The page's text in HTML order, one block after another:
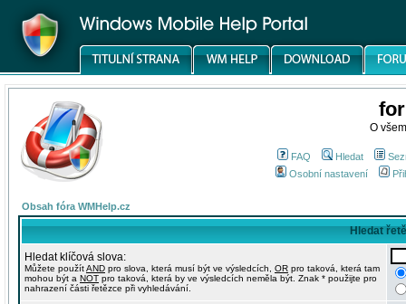
O
FAQ Hledat
Osobní nastavení
Obsah fóra WMHelp.cz
Hledat
Hledat klíčová slova:
Můžete použítAND pro slova, která musí být ve výsledcích, OR pro taková, která tam
mohou být a NOT pro taková, která by ve výsledcích neměla být. Znak * použijte pro
nahrazení části řetězce při vyhledávání.